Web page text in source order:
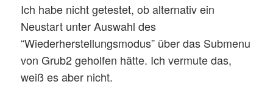
Ich habe nicht getestet, ob alternativ ein
Neustart unter Auswahl des
“Wiederherstellungsmodus” über das Submenu
von Grub2 geholfen hätte. Ich vermute das,
weiß es aber nicht.